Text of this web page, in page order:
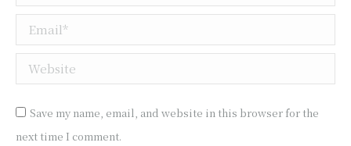
Email *
Website
Save my name, email, and website in this browser for the
next time I comment.